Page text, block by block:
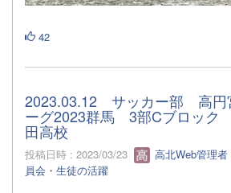
42
2023.03.12 サッカー部 高円
ーグ2023群馬 3部Cブロッ
田高校
投稿日時 : 2023/03/23 高北Web管理者
員会・生徒の活躍